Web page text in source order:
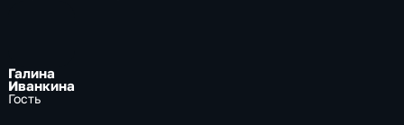
Галина
Иванкина
Гость